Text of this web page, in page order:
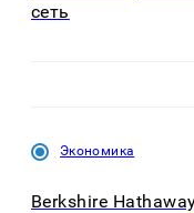
сеть
Экономика
Berkshire